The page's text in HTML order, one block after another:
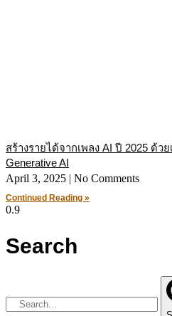
สร้างรายได้จากเพลง AI ปี 2025 ด้ว
Generative AI
April 3, 2025
No Comments
Continued Reading »
Search